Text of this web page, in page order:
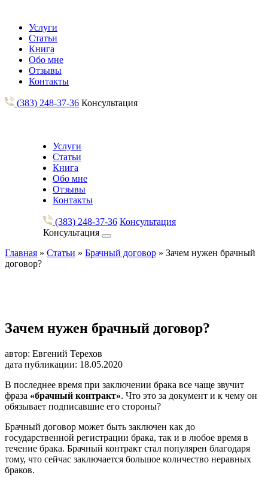
Услуги
Статьи
Книга
Обо мне
Отзывы
Контакты
(383) 248-37-36 Консультация
Услуги
Статьи
Книга
Обо мне
Отзывы
Контакты
(383) 248-37-36 Консультация
Консультация
Главная » Статьи » Брачный договор » Зачем нужен брачный
договор?
Зачем нужен брачный договор?
автор: Евгений Терехов
дата публикации: 18.05.2020
В последнее время при заключении брака все чаще звучит
фраза «брачный контракт». Что это за документ и к чему он
обязывает подписавшие его стороны?
Брачный договор может быть заключен как до
государственной регистрации брака, так и в любое время в
течение брака. Брачный контракт стал популярен благодаря
тому, что сейчас заключается большое количество неравных
браков.